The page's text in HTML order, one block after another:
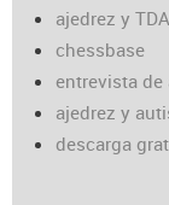
ajedrez y
chessbase
entrevista de
ajedrez y
descarga